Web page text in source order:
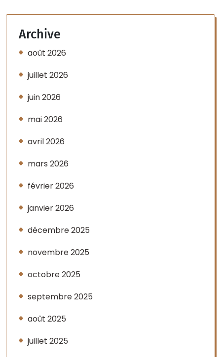
Archive
août 2026
juillet 2026
juin 2026
mai 2026
avril 2026
mars 2026
février 2026
janvier 2026
décembre 2025
novembre 2025
octobre 2025
septembre 2025
août 2025
juillet 2025